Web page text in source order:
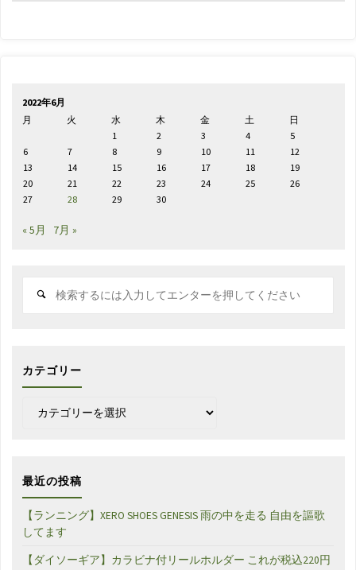
2022年6月
月
火 水 木 金 土
日
1
2 3 4
5
6
7 8 9 10 11
12
13
14 15 16 17 18
19
20
21 22 23 24 25
26
27
28 29 30
« 5月 7月 »
カテゴリー
最近の投稿
【ランニング】XERO SHOES GENESIS 雨の中を走る 自由を謳歌
してます
【ダイソーギア】カラビナ付リールホルダー これが税込220円